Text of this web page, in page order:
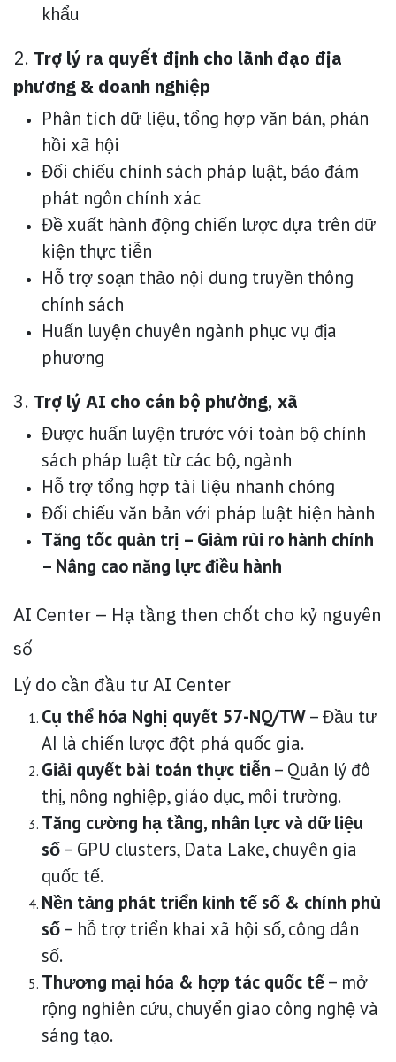
khẩu
2. Trợ lý ra quyết định cho lãnh đạo địa
phương & doanh nghiệp
Phân tích dữ liệu, tổng hợp văn bản, phản
hồi xã hội
Đối chiếu chính sách pháp luật, bảo đảm
phát ngôn chính xác
Đề xuất hành động chiến lược dựa trên dữ
kiện thực tiễn
Hỗ trợ soạn thảo nội dung truyền thông
chính sách
Huấn luyện chuyên ngành phục vụ địa
phương
3. Trợ lý AI cho cán bộ phường, xã
Được huấn luyện trước với toàn bộ chính
sách pháp luật từ các bộ, ngành
Hỗ trợ tổng hợp tài liệu nhanh chóng
Đối chiếu văn bản với pháp luật hiện hành
Tăng tốc quản trị – Giảm rủi ro hành chính
– Nâng cao năng lực điều hành
AI Center – Hạ tầng then chốt cho kỷ nguyên
số
Lý do cần đầu tư AI Center
Cụ thể hóa Nghị quyết 57-NQ/TW– Đầu tư
AI là chiến lược đột phá quốc gia.
Giải quyết bài toán thực tiễn – Quản lý đô
thị, nông nghiệp, giáo dục, môi trường.
Tăng cường hạ tầng, nhân lực và dữ liệu
số– GPU clusters, Data Lake, chuyên gia
quốc tế.
Nền tảng phát triển kinh tế số & chính phủ
số– hỗ trợ triển khai xã hội số, công dân
số.
Thương mại hóa & hợp tác quốc tế– mở
rộng nghiên cứu, chuyển giao công nghệ và
sáng tạo.